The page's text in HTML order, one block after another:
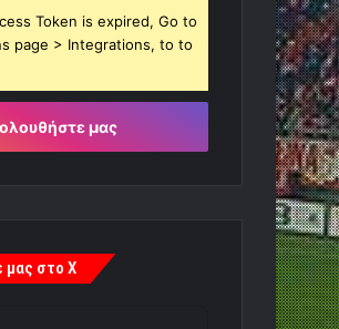
Token is expired, Go to
page > Integrations, to to
μας
μας στο X